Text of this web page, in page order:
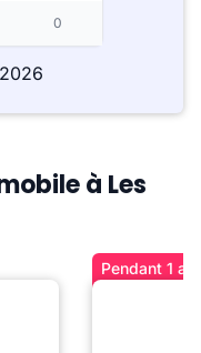
0
à Les
Pendant 1